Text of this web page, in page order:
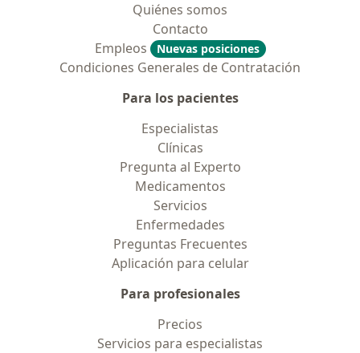
Quiénes somos
Contacto
Empleos
Nuevas posiciones
Condiciones Generales de Contratación
Para los pacientes
Especialistas
Clínicas
Pregunta al Experto
Medicamentos
Servicios
Enfermedades
Preguntas Frecuentes
Aplicación para celular
Para profesionales
Precios
Servicios para especialistas